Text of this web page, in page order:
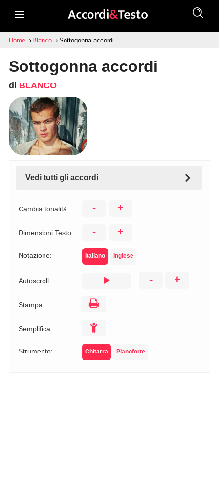
Home Blanco Sottogonna accordi
Sottogonna accordi
di BLANCO
Vedi tutti gli accordi
Cambia tonalità: - +
Dimensioni Testo: - +
Notazione: Italiano Inglese
Autoscroll: - +
Stampa:
Semplifica:
Strumento: Chitarra Pianoforte